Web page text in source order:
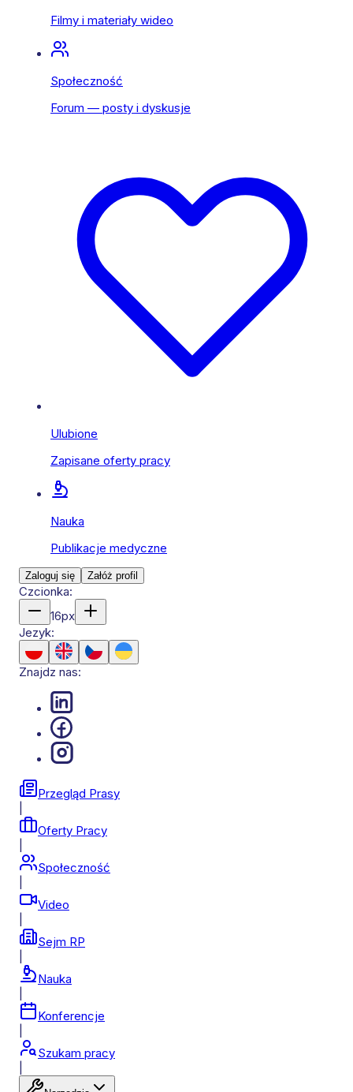
Filmy i materiały wideo
Społeczność
Forum — posty i dyskusje
Ulubione
Zapisane oferty pracy
Nauka
Publikacje medyczne
Zaloguj się Załóż profil
Czcionka:
16px
Jezyk:
Znajdz nas:
Przegląd Prasy
Oferty Pracy
Społeczność
Video
Sejm RP
Nauka
Konferencje
Szukam pracy